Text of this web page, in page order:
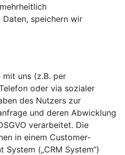
Daten, speichern wir
mit uns (z.B. per
oder via sozialer
des Nutzers zur
und deren Abwicklung
verarbeitet. Die
in einem Customer-
(„CRM System“)